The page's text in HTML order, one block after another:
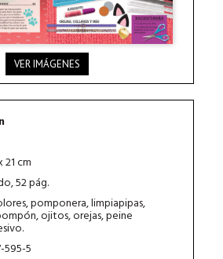
VER IMÁGENES
cm
52 pág.
pomponera, limpiapipas,
ojitos, orejas, peine
595-5